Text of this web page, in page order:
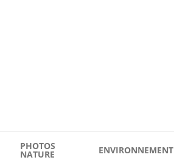
PHOTOS
NATURE ENVIRONNEMENT